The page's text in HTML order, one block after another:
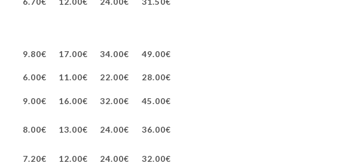
9.80€ 17.00€ 34.00€ 49.00€
6.00€ 11.00€ 22.00€ 28.00€
9.00€ 16.00€ 32.00€ 45.00€
8.00€ 13.00€ 24.00€ 36.00€
7.20€ 12.00€ 24.00€ 32.00€